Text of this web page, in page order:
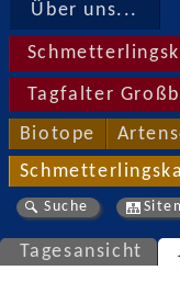
Über uns...
Tagfalter
Biotope
Suche
Tagesansicht